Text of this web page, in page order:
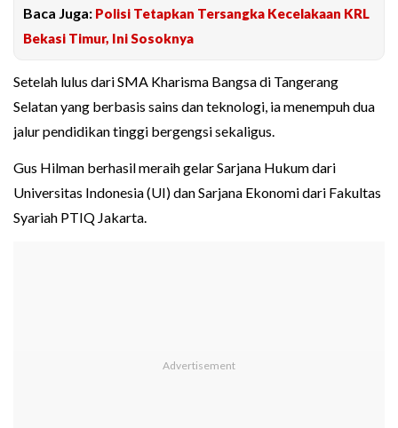
Baca Juga: Polisi Tetapkan Tersangka Kecelakaan KRL
Bekasi Timur, Ini Sosoknya
Setelah lulus dari SMA Kharisma Bangsa di Tangerang
Selatan yang berbasis sains dan teknologi, ia menempuh dua
jalur pendidikan tinggi bergengsi sekaligus.
Gus Hilman berhasil meraih gelar Sarjana Hukum dari
Universitas Indonesia (UI) dan Sarjana Ekonomi dari Fakultas
Syariah PTIQ Jakarta.